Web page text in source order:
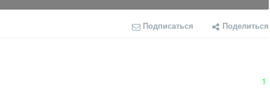
Подписаться Поделиться
1